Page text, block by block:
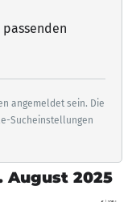
angemeldet sein. Die
Sucheinstellungen
August 2025